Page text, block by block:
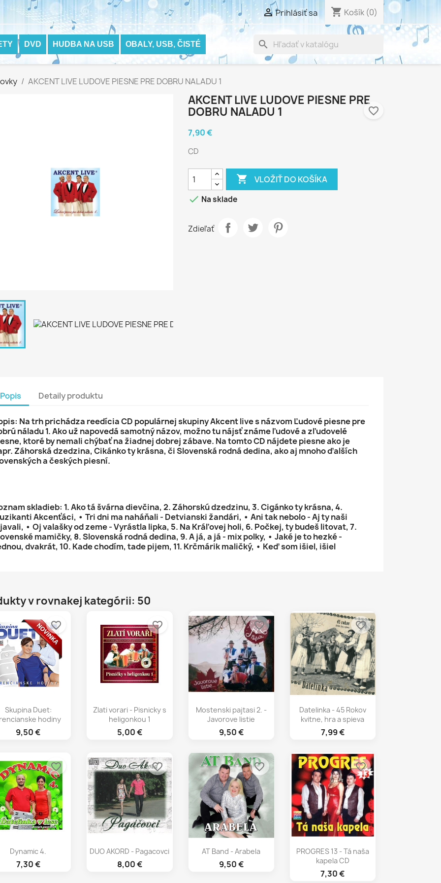
 Prihlásiť sa shopping_cart Košík (0)
DVD HUDBA NA USB OBALY, USB, ČISTÉ search
AKCENT LIVE LUDOVE PIESNE PRE DOBRU NALADU 1
AKCENT LIVE LUDOVE PIESNE PRE
DOBRU NALADU 1
7,90 €
CD
 VLOŽIŤ DO KOŠÍKA
favorite_border
 Na sklade
Zdieľať
Popis Detaily produktu
Na trh prichádza reedícia CD populárnej skupiny Akcent live s názvom Ľudové piesne pre
náladu 1. Ako už napovedá samotný názov, možno tu nájsť známe ľudové a zľudovelé
ktoré by nemali chýbať na žiadnej dobrej zábave. Na tomto CD nájdete piesne ako je
Záhorská dzedzina, Cikánko ty krásna, či Slovenská rodná dedina, ako aj mnoho ďalších
a českých piesní.
skladieb: 1. Ako tá švárna dievčina, 2. Záhorskú dzedzinu, 3. Cigánko ty krásna, 4.
Akcenťáci, • Tri dni ma naháňali - Detvianski žandári, • Ani tak nebolo - Aj ty naši
• Oj valašky od zeme - Vyrástla lipka, 5. Na Kráľovej holi, 6. Počkej, ty budeš litovat, 7.
mamičky, 8. Slovenská rodná dedina, 9. A já, a já - mix polky, • Jaké je to hezké -
dvakrát, 10. Kade chodím, tade pijem, 11. Krčmárik maličký, • Keď som išiel, išiel
v rovnakej kategórii: 50
Rýchly náhľad
Skupina Duet:
hodiny
9,50 €
favorite_border
Rýchly náhľad
Zlati vorari - Pisnicky s
heligonkou 1
5,00 €
favorite_border
Rýchly náhľad
Mostenski pajtasi 2. -
Javorove listie
9,50 €
favorite_border
Rýchly náhľad
Datelinka - 45 Rokov
kvitne, hra a spieva
7,99 €
favorite_border
Rýchly náhľad
Dynamic 4.
7,30 €
favorite_border
Rýchly náhľad
DUO AKORD - Pagacovci
8,00 €
favorite_border
Rýchly náhľad
AT Band - Arabela
9,50 €
favorite_border
Rýchly náhľad
PROGRES 13 - Tá naša
kapela CD
7,30 €
favorite_border